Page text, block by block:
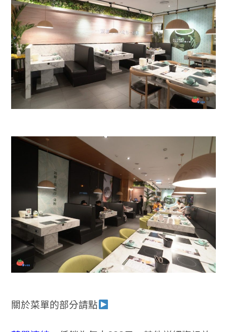
關於菜單的部分請點